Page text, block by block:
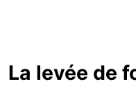
La levée de